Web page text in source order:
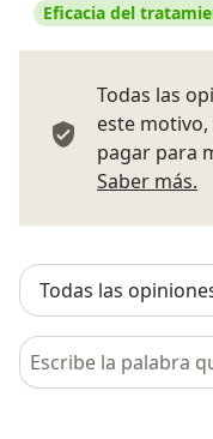
Eficacia del
Todas las
este
pagar para
Saber más.
Busca en opiniones